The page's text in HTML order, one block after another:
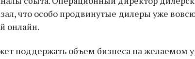
что особо продвинутые дилеры уже
онлайн.
поддержать объем бизнеса на желаемом